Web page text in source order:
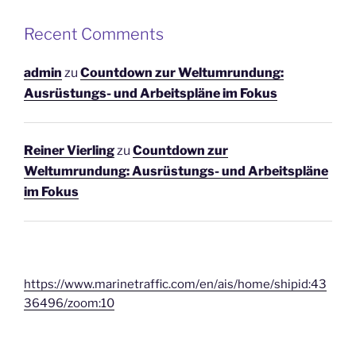
Recent Comments
admin zu Countdown zur Weltumrundung:
Ausrüstungs- und Arbeitspläne im Fokus
Reiner Vierlingzu Countdown zur
Weltumrundung: Ausrüstungs- und Arbeitspläne
im Fokus
https://www.marinetraffic.com/en/ais/home/shipid:43
36496/zoom:10